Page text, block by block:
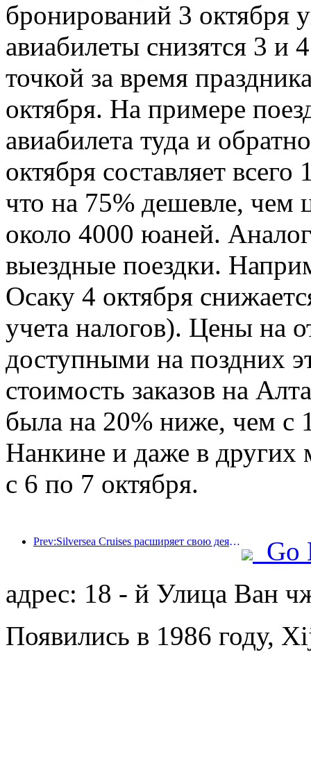
бронирований 3 октября
авиабилеты снизятся 3 и
точкой за время
октября. На примере
авиабилета туда и
октября составляет
что на 75% дешевле, чем
около 4000 юаней.
выездные поездки.
Осаку 4 октября
учета налогов). Цены на
доступными на поздних
стоимость заказов на
была на 20% ниже, чем с
Нанкине и даже в других
с 6 по 7 октября.
Prev:Silversea Cruises расширяет свою деятельность в гостиничном бизнесе
Go
адрес: 18 - й Улица Ван
Появились в 1986 году,